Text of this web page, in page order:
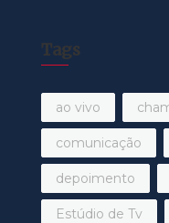
Tags
ao vivo
comunicação
depoimento
Estúdio de Tv